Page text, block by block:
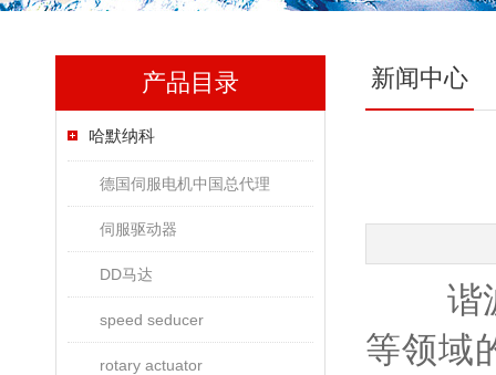
产品目录
哈默纳科
德国伺服电机中国总代理
伺服驱动器
DD马达
speed seducer
rotary actuator
新闻中心
谐波
等领域